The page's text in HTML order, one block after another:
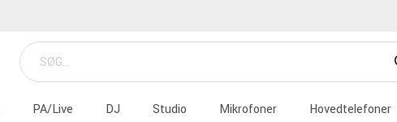
PA/Live DJ Studio Mikrofoner Hovedtelefoner